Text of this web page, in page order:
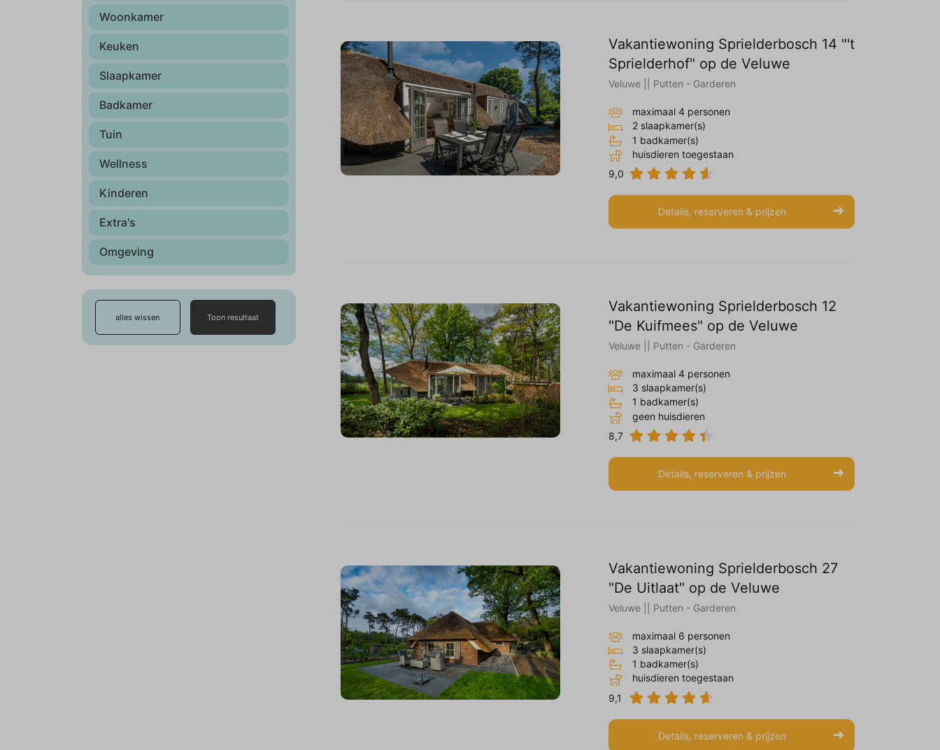
Woonkamer
Keuken
Slaapkamer
Badkamer
Tuin
Wellness
Kinderen
Extra's
Omgeving
alles wissen Toon resultaat
Vakantiewoning Sprielderbosch 14 "'t
Sprielderhof" op de Veluwe
Veluwe || Putten - Garderen
maximaal 4 personen
2 slaapkamer(s)
1 badkamer(s)
huisdieren toegestaan
9,0
Details, reserveren & prijzen
Vakantiewoning Sprielderbosch 12
"De Kuifmees" op de Veluwe
Veluwe || Putten - Garderen
maximaal 4 personen
3 slaapkamer(s)
1 badkamer(s)
geen huisdieren
8,7
Details, reserveren & prijzen
Vakantiewoning Sprielderbosch 27
"De Uitlaat" op de Veluwe
Veluwe || Putten - Garderen
maximaal 6 personen
3 slaapkamer(s)
1 badkamer(s)
huisdieren toegestaan
9,1
Details, reserveren & prijzen